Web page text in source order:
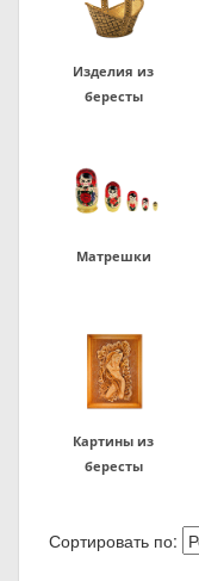
Изделия из
бересты
Матрешки
Картины из
бересты
Сортировать по: